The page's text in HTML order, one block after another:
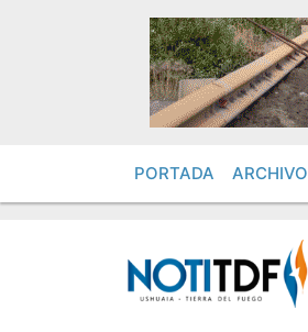
PORTADA ARCHIVO